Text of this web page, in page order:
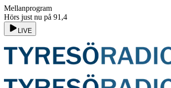
Mellanprogram
Hörs just nu på 91,4
LIVE